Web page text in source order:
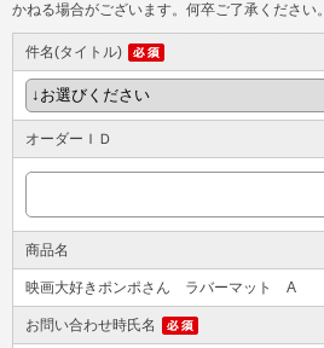
かねる場合がございます。何卒ご了承ください。
件名(タイトル)
オーダーＩＤ
商品名
映画大好きポンポさん ラバーマット A
お問い合わせ時氏名